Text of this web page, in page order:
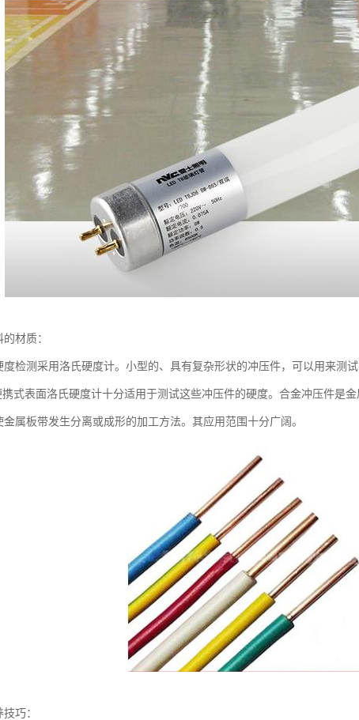
材质：
度检测采用洛氏硬度计。小型的、具有复杂形状的冲压件，可以用来测
携式表面洛氏硬度计十分适用于测试这些冲压件的硬度。合金冲压件是
属板带发生分离或成形的加工方法。其应用范围十分广阔。
巧：